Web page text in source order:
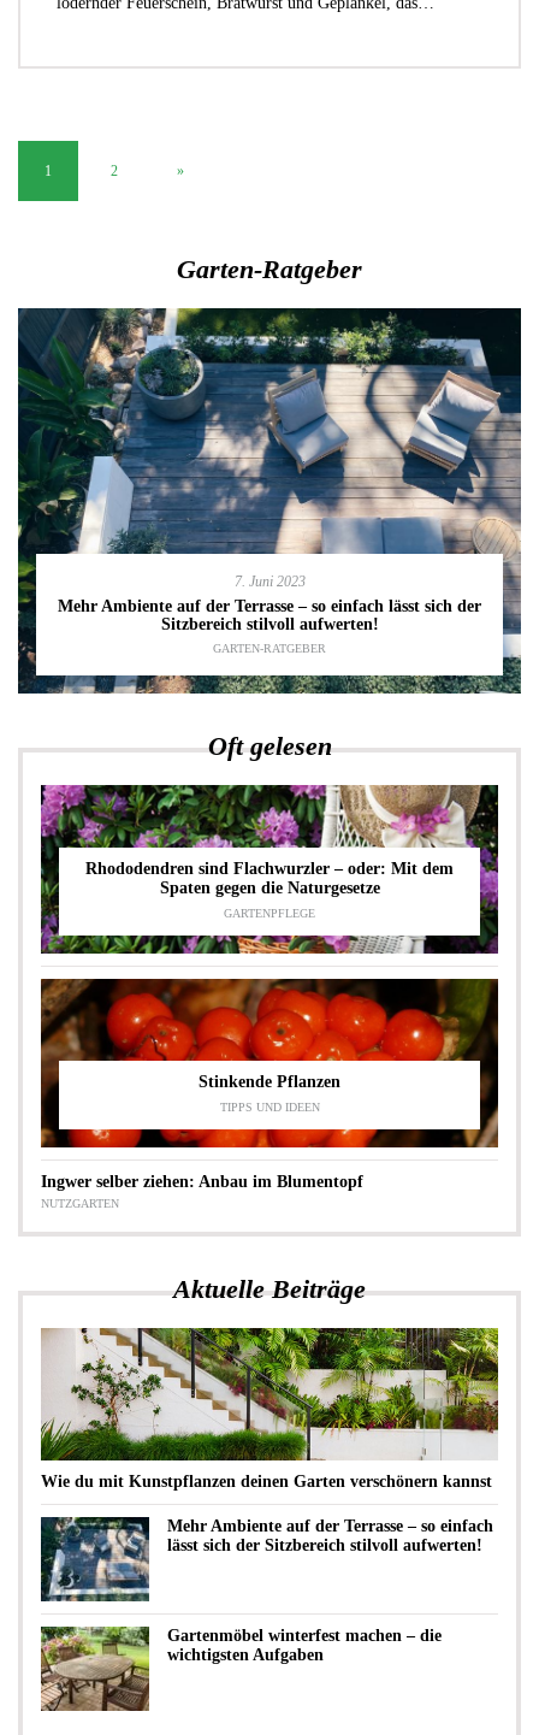
1 2 »
Garten-Ratgeber
7. Juni 2023
Mehr Ambiente auf der Terrasse – so einfach lässt sich der
Sitzbereich stilvoll aufwerten!
GARTEN-RATGEBER
Oft gelesen
Rhododendren sind Flachwurzler – oder: Mit dem
Spaten gegen die Naturgesetze
GARTENPFLEGE
Stinkende Pflanzen
TIPPS UND IDEEN
Ingwer selber ziehen: Anbau im Blumentopf
NUTZGARTEN
Aktuelle Beiträge
Wie du mit Kunstpflanzen deinen Garten verschönern kannst
Mehr Ambiente auf der Terrasse – so einfach
lässt sich der Sitzbereich stilvoll aufwerten!
Gartenmöbel winterfest machen – die
wichtigsten Aufgaben